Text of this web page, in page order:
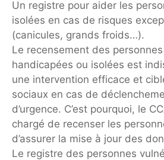
Un registre pour aider les
isolées en cas de risques
(canicules, grands froids…).
Le recensement des
handicapées ou isolées est
une intervention efficace et
sociaux en cas de
d’urgence. C’est pourquoi, le
chargé de recenser les
d’assurer la mise à jour des
Le registre des personnes